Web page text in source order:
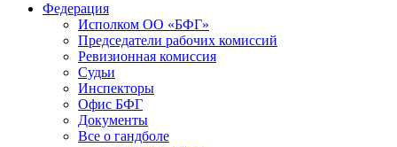
Федерация
Исполком ОО «БФГ»
Председатели рабочих комиссий
Ревизионная комиссия
Судьи
Инспекторы
Офис БФГ
Документы
Все о гандболе